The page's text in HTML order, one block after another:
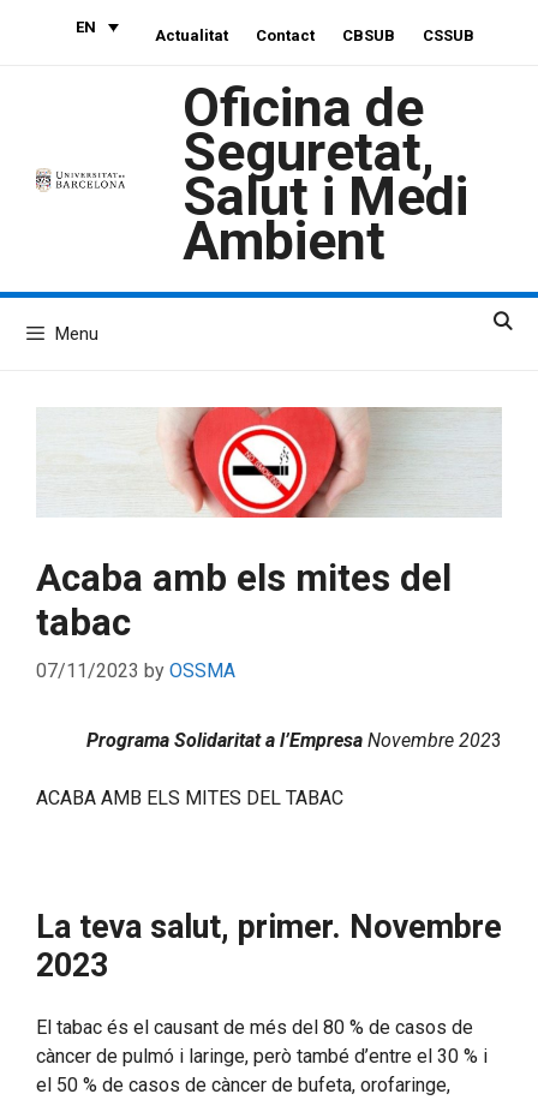
EN Actualitat Contact CBSUB CSSUB
Oficina de
Seguretat,
Salut i Medi
Ambient
Menu
Acaba amb els mites del
tabac
07/11/2023 by OSSMA
Programa Solidaritat a l’Empresa Novembre 2023
ACABA AMB ELS MITES DEL TABAC
La teva salut, primer. Novembre
2023
El tabac és el causant de més del 80 % de casos de
càncer de pulmó i laringe, però també d’entre el 30 % i
el 50 % de casos de càncer de bufeta, orofaringe,